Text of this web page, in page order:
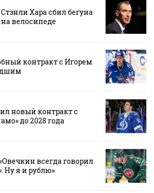
Хара сбил бегуна
велосипеде
контракт с Игорем
новый контракт с
до 2028 года
всегда говорил
Ну я и рублю»